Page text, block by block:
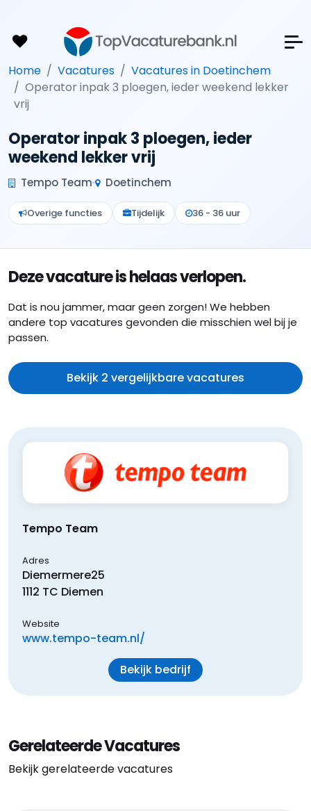
Home Vacatures
Vacatures in Doetinchem
Operator inpak 3 ploegen, ieder weekend lekker
vrij
Operator inpak 3 ploegen, ieder
weekend lekker vrij
Tempo Team Doetinchem
Overige functies Tijdelijk 36 - 36 uur
Deze vacature is helaas verlopen.
Dat is nou jammer, maar geen zorgen! We hebben
andere top vacatures gevonden die misschien wel bij je
passen.
Bekijk 2 vergelijkbare vacatures
Tempo Team
Adres
Diemermere25
1112 TC Diemen
Website
www.tempo-team.nl/
Bekijk bedrijf
Gerelateerde Vacatures
Bekijk gerelateerde vacatures